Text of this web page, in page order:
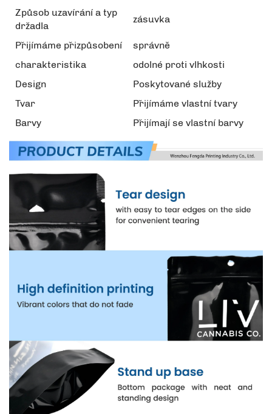
Způsob uzavírání a typ
držadla
zásuvka
Přijímáme přizpůsobení
správně
charakteristika
odolné proti vlhkosti
Design
Poskytované služby
Tvar
Přijímáme vlastní tvary
Barvy
Přijímají se vlastní barvy